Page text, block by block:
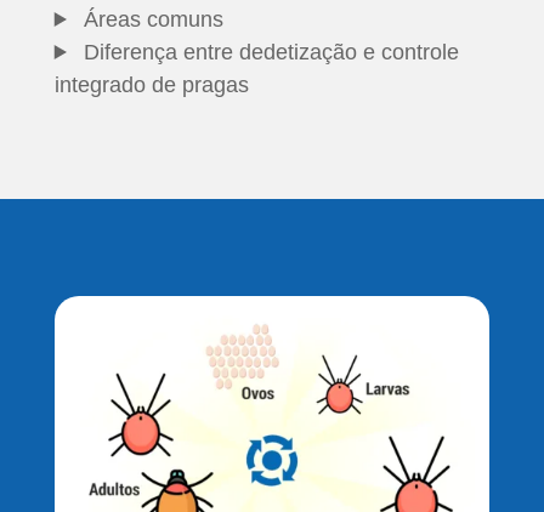
Áreas comuns
Diferença entre dedetização e controle
integrado de pragas